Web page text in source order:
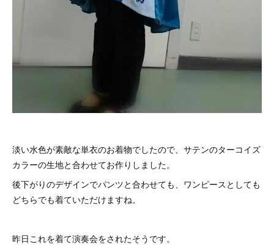
淡い水色が素敵な単衣のお着物でしたので、サテンのターコイズ
カラーの生地と合わせてお作りしました。
後下がりのデザインでパンツと合わせても、ワンピースとしても
どちらでも着ていただけますね。
昨日これを着て演奏会をされたそうです。